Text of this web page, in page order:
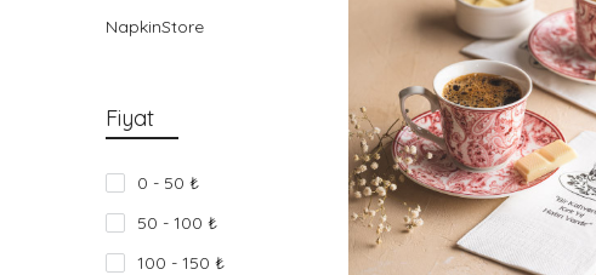
NapkinStore
Fiyat
0 - 50 ₺
50 - 100 ₺
100 - 150 ₺